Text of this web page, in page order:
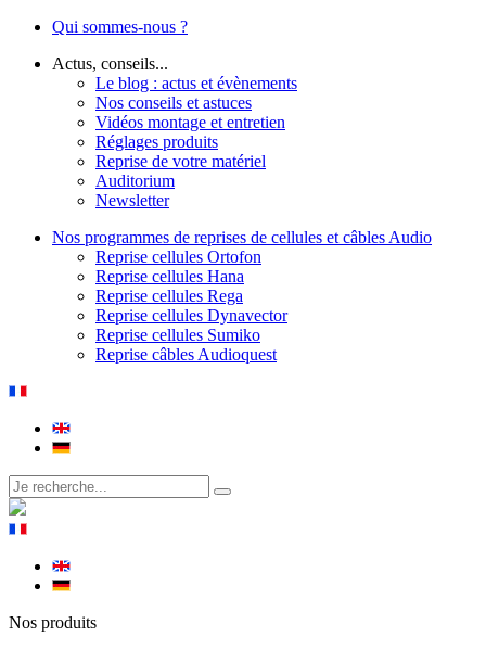
Qui sommes-nous ?
Actus, conseils...
Le blog : actus et évènements
Nos conseils et astuces
Vidéos montage et entretien
Réglages produits
Reprise de votre matériel
Auditorium
Newsletter
Nos programmes de reprises de cellules et câbles Audio
Reprise cellules Ortofon
Reprise cellules Hana
Reprise cellules Rega
Reprise cellules Dynavector
Reprise cellules Sumiko
Reprise câbles Audioquest
Nos produits